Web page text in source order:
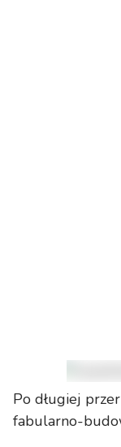
Po długiej
fabularno-